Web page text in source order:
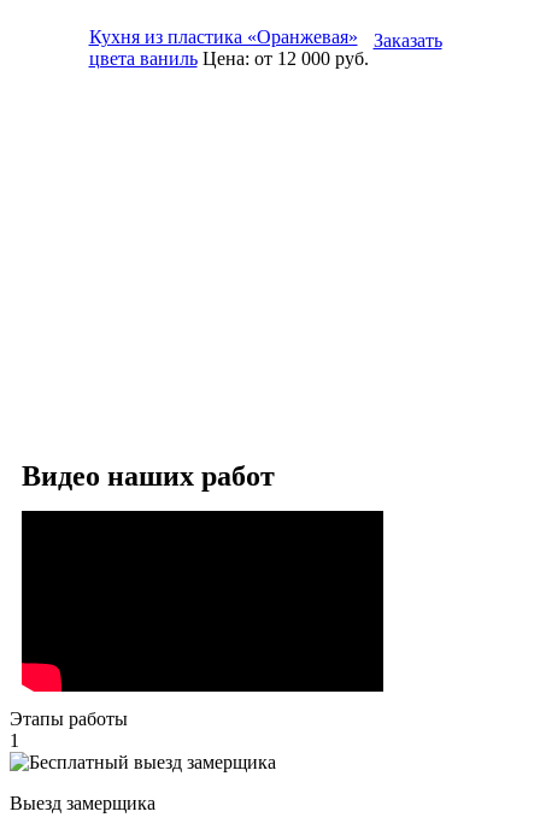
Кухня из пластика «Оранжевая»
цвета ваниль Цена: от 12 000руб.
Заказать
Видео наших работ
Этапы работы
1
Выезд замерщика